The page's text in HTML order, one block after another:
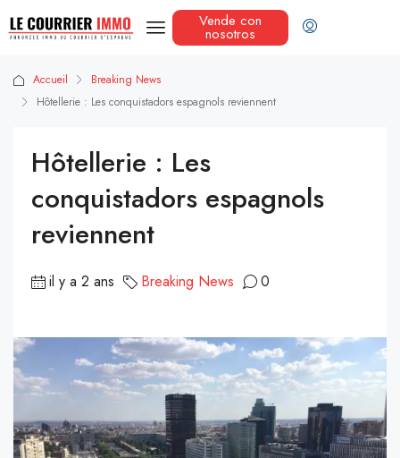
Vende con
nosotros
Accueil
Breaking News
Hôtellerie : Les conquistadors espagnols reviennent
Hôtellerie : Les
conquistadors espagnols
reviennent
il y a 2 ans Breaking News 0